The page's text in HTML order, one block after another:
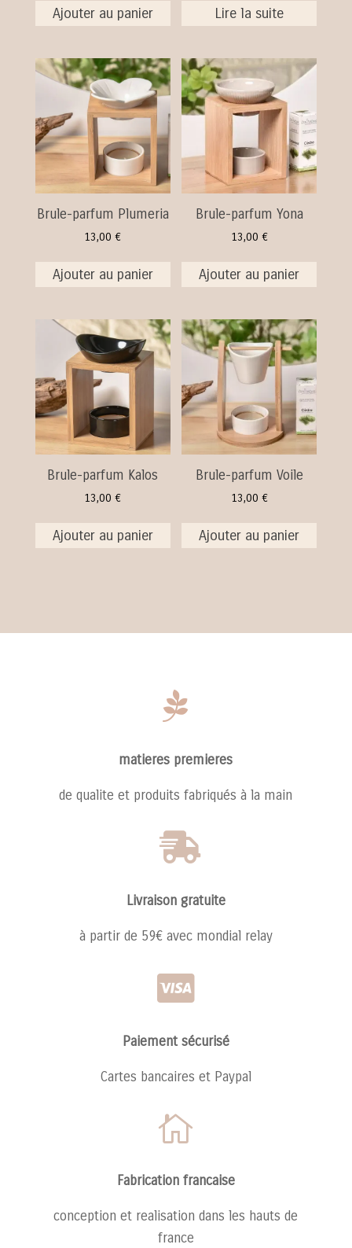
Ajouter au panier Lire la suite
Brule-parfum Plumeria
13,00€
Ajouter au panier
Brule-parfum Yona
13,00 €
Ajouter au panier
Brule-parfum Kalos
13,00€
Ajouter au panier
Brule-parfum Voile
13,00 €
Ajouter au panier

matieres premieres
de qualite et produits fabriqués à la main

Livraison gratuite
à partir de 59€ avec mondial relay

Paiement sécurisé
Cartes bancaires et Paypal

Fabrication francaise
conception et realisation dans les hauts de
france